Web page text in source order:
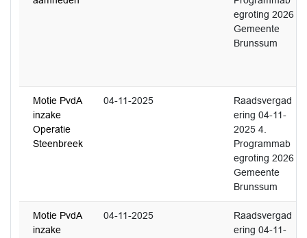
egroting 2026
Gemeente
Brunssum
Motie PvdA
inzake
Operatie
Steenbreek
04-11-2025
Raadsvergad
ering 04-11-
2025 4.
Programmab
egroting 2026
Gemeente
Brunssum
Motie PvdA
inzake
04-11-2025
Raadsvergad
ering 04-11-